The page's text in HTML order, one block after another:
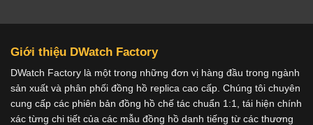
Giới thiệu DWatch Factory
DWatch Factory là một trong những đơn vị hàng đầu trong ngành
sản xuất và phân phối đồng hồ replica cao cấp. Chúng tôi chuyên
cung cấp các phiên bản đồng hồ chế tác chuẩn 1:1, tái hiện chính
xác từng chi tiết của các mẫu đồng hồ danh tiếng từ các thương